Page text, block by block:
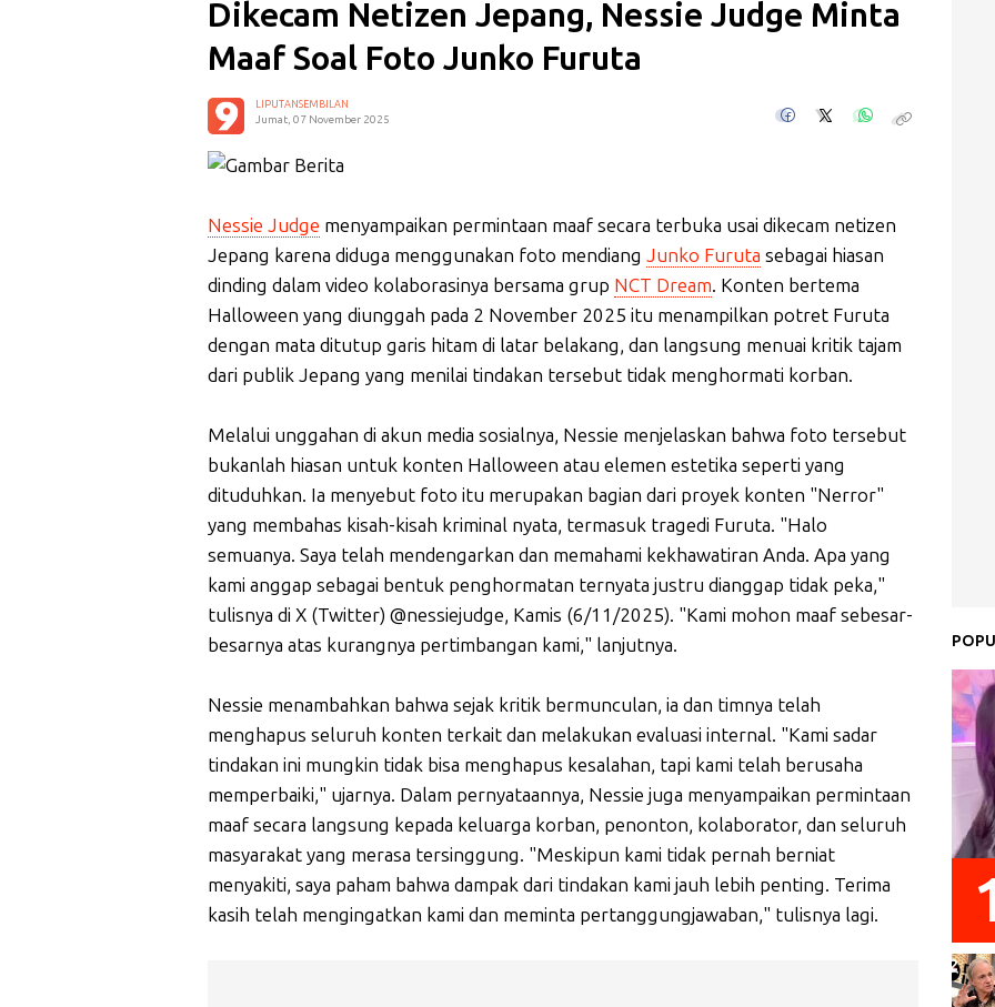
Dikecam Netizen Jepang, Nessie Judge Minta
Maaf Soal Foto Junko Furuta
LIPUTANSEMBILAN
Jumat, 07 November 2025
Nessie Judge menyampaikan permintaan maaf secara terbuka usai dikecam netizen
Jepang karena diduga menggunakan foto mendiang Junko Furuta sebagai hiasan
dinding dalam video kolaborasinya bersama grup NCT Dream. Konten bertema
Halloween yang diunggah pada 2 November 2025 itu menampilkan potret Furuta
dengan mata ditutup garis hitam di latar belakang, dan langsung menuai kritik tajam
dari publik Jepang yang menilai tindakan tersebut tidak menghormati korban.
Melalui unggahan di akun media sosialnya, Nessie menjelaskan bahwa foto tersebut
bukanlah hiasan untuk konten Halloween atau elemen estetika seperti yang
dituduhkan. Ia menyebut foto itu merupakan bagian dari proyek konten "Nerror"
yang membahas kisah-kisah kriminal nyata, termasuk tragedi Furuta. "Halo
semuanya. Saya telah mendengarkan dan memahami kekhawatiran Anda. Apa yang
kami anggap sebagai bentuk penghormatan ternyata justru dianggap tidak peka,"
tulisnya di X (Twitter) @nessiejudge, Kamis (6/11/2025). "Kami mohon maaf sebesar-
besarnya atas kurangnya pertimbangan kami," lanjutnya.
Nessie menambahkan bahwa sejak kritik bermunculan, ia dan timnya telah
menghapus seluruh konten terkait dan melakukan evaluasi internal. "Kami sadar
tindakan ini mungkin tidak bisa menghapus kesalahan, tapi kami telah berusaha
memperbaiki," ujarnya. Dalam pernyataannya, Nessie juga menyampaikan permintaan
maaf secara langsung kepada keluarga korban, penonton, kolaborator, dan seluruh
masyarakat yang merasa tersinggung. "Meskipun kami tidak pernah berniat
menyakiti, saya paham bahwa dampak dari tindakan kami jauh lebih penting. Terima
kasih telah mengingatkan kami dan meminta pertanggungjawaban," tulisnya lagi.